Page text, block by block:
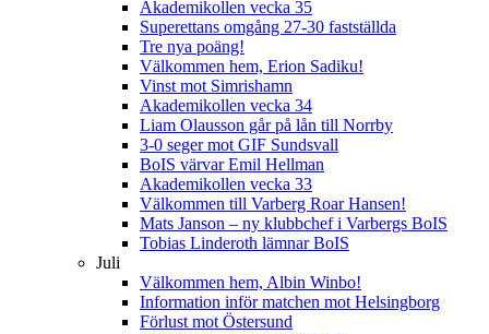
Akademikollen vecka 35
Superettans omgång 27-30 fastställda
Tre nya poäng!
Välkommen hem, Erion Sadiku!
Vinst mot Simrishamn
Akademikollen vecka 34
Liam Olausson går på lån till Norrby
3-0 seger mot GIF Sundsvall
BoIS värvar Emil Hellman
Akademikollen vecka 33
Välkommen till Varberg Roar Hansen!
Mats Janson – ny klubbchef i Varbergs BoIS
Tobias Linderoth lämnar BoIS
Juli
Välkommen hem, Albin Winbo!
Information inför matchen mot Helsingborg
Förlust mot Östersund